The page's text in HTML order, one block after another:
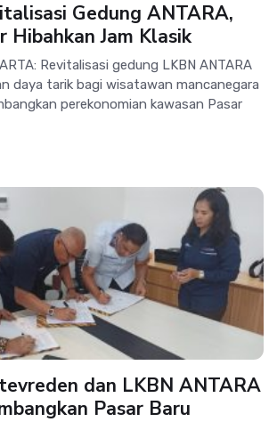
Gedung ANTARA,
Hibahkan Jam Klasik
Revitalisasi gedung LKBN ANTARA
daya tarik bagi wisatawan mancanegara
perekonomian kawasan Pasar
dan LKBN ANTARA
Pasar Baru